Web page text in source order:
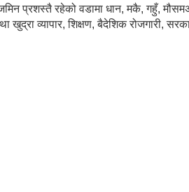
प्रशस्तै रहेको वडामा धान, मकै, गहुँ,
खुद्रा व्यापार, शिक्षण, बैदेशिक रोजगारी,